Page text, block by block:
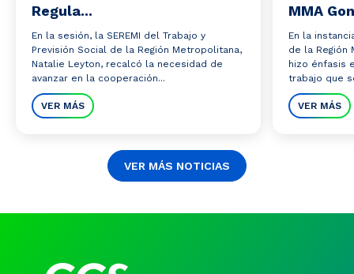
Regula...
En la sesión, la SEREMI del Trabajo y
Previsión Social de la Región Metropolitana,
Natalie Leyton, recalcó la necesidad de
avanzar en la cooperación...
VER MÁS
MMA
En la
de la Región
hizo énfasis
trabajo que
VER MÁS
VER MÁS NOTICIAS